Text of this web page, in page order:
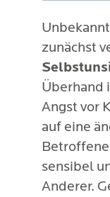
zunächst
Überhand
Angst vor
auf eine
sensibel
Anderer.